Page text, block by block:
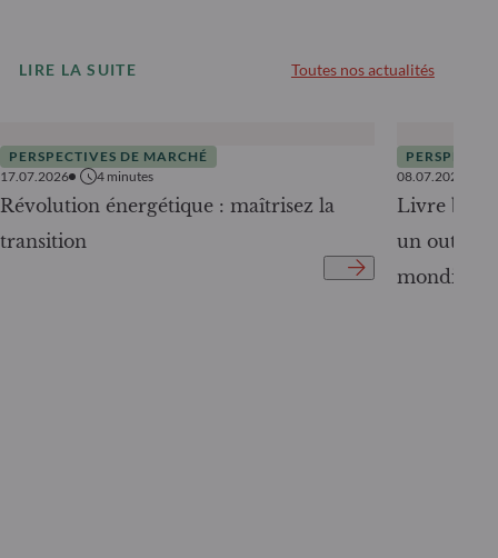
LIRE LA SUITE Toutes nos actualités
PERSPECTIVES DE MARCHÉ
17.07.2026
4 minutes
Révolution énergétique : maîtrisez la
transition
08.07.2026
Livre
un outil
mondiale